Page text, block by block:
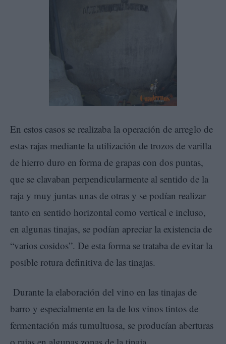
En estos casos se realizaba la operación de arreglo de
estas rajas mediante la utilización de trozos de varilla
de hierro duro en forma de grapas con dos puntas,
que se clavaban perpendicularmente al sentido de la
raja y muy juntas unas de otras y se podían realizar
tanto en sentido horizontal como vertical e incluso,
en algunas tinajas, se podían apreciar la existencia de
“varios cosidos”. De esta forma se trataba de evitar la
posible rotura definitiva de las tinajas.
Durante la elaboración del vino en las tinajas de
barro y especialmente en la de los vinos tintos de
fermentación más tumultuosa, se producían aberturas